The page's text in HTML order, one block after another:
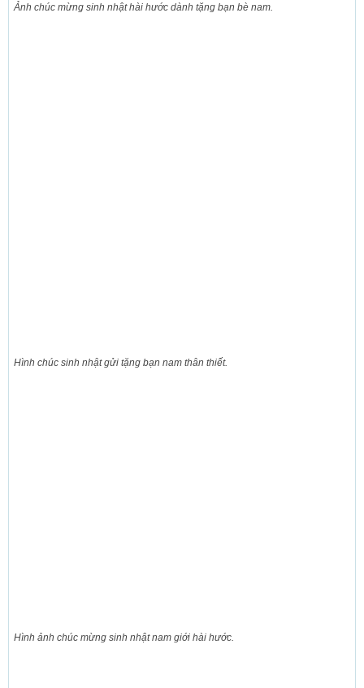
Ảnh chúc mừng sinh nhật hài hước dành tặng bạn bè nam.
Hình chúc sinh nhật gửi tặng bạn nam thân thiết.
Hình ảnh chúc mừng sinh nhật nam giới hài hước.